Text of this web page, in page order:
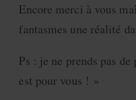
Encore merci à vous
fantasmes une réalité
Ps : je ne prends pas
est pour vous ! »